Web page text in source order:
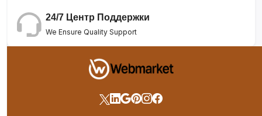
24/7 Центр Поддержки
We Ensure Quality Support